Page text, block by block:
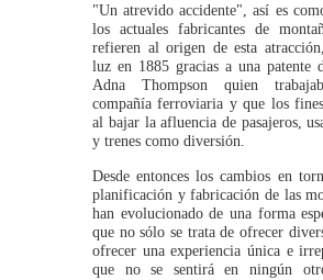
"Un atrevido accidente", así es
los actuales fabricantes de
refieren al origen de esta
luz en 1885 gracias a una patente
Adna Thompson quien
compañía ferroviaria y que los fines
al bajar la afluencia de pasajeros,
y trenes como diversión.
Desde entonces los cambios en
planificación y fabricación de las
han evolucionado de una forma
que no sólo se trata de ofrecer
ofrecer una experiencia única e
que no se sentirá en ningún